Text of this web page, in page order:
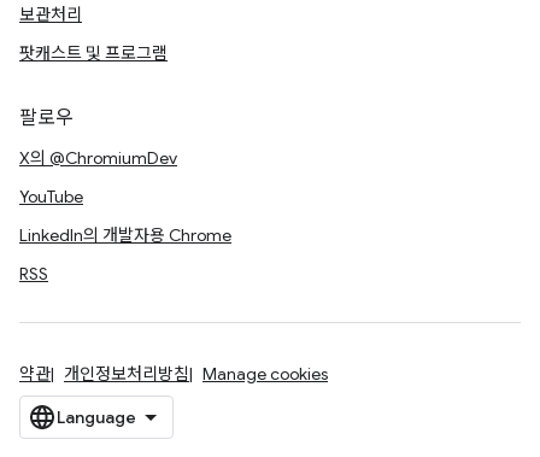
보관처리
팟캐스트 및 프로그램
팔로우
X의 @ChromiumDev
YouTube
LinkedIn의 개발자용 Chrome
RSS
약관 개인정보처리방침 Manage cookies